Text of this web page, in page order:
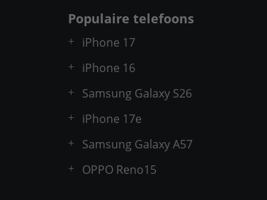
Populaire telefoons
iPhone 17
iPhone 16
Samsung Galaxy S26
iPhone 17e
Samsung Galaxy A57
OPPO Reno15